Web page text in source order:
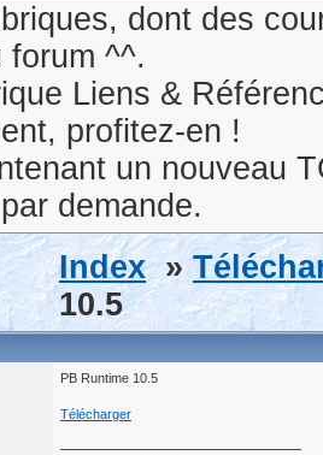
dont des
forum ^^.
Liens &
profitez-en !
un nouveau
demande.
Index »
10.5
PB Runtime 10.5
Télécharger